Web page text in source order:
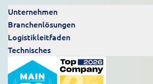
Unternehmen
Branchenlösungen
Logistikleitfaden
Technisches